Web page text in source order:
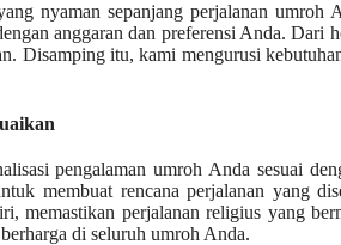
nyaman sepanjang perjalanan umroh
anggaran dan preferensi Anda. Dari
Disamping itu, kami mengurusi
pengalaman umroh Anda sesuai
membuat rencana perjalanan yang
memastikan perjalanan religius yang
di seluruh umroh Anda.